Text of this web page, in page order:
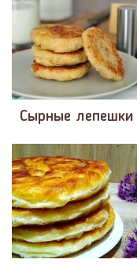
Сырные лепешки